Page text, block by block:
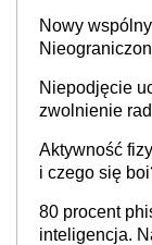
Nowy
Niepodjęcie
zwolnienie
sprawy
Aktywność
i czego się
80 procent
inteligencja.